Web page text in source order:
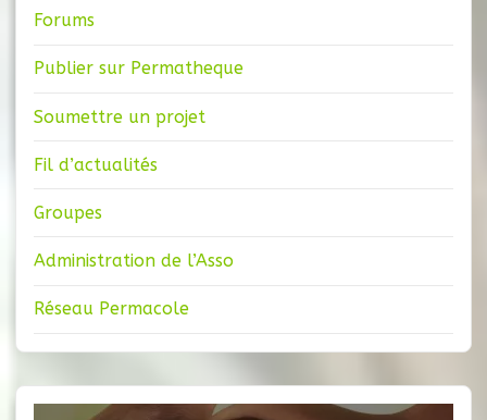
Forums
Publier sur Permatheque
Soumettre un projet
Fil d’actualités
Groupes
Administration de l’Asso
Réseau Permacole